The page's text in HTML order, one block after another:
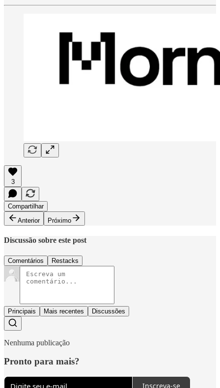
3
Compartilhar
Anterior
Próximo
Discussão sobre este post
Comentários Restacks
Principais Mais recentes Discussões
Nenhuma publicação
Pronto para mais?
Inscreva-se